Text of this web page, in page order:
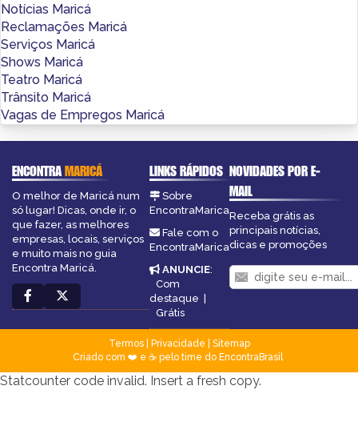
Notícias Maricá
Reclamações Maricá
Serviços Maricá
Shows Maricá
Teatro Maricá
Trânsito Maricá
Vagas de Empregos Maricá
ENCONTRAMARICÁ
O melhor de Maricá num
só lugar! Dicas, onde ir, o
que fazer, as melhores
empresas, locais, serviços
e muito mais no guia
Encontra Maricá.
LINKS RÁPIDOS
Sobre
EncontraMarica
Fale com o
EncontraMarica
ANUNCIE:
Com
destaque
Grátis
NOVIDADES POR E-
MAIL
Receba grátis as
principais notícias,
dicas e promoções
Termos| Privacidade
Sitemap
Criado com ❤️ e ☕ pelo time do EncontraBrasil
Statcounter code invalid. Insert a fresh copy.